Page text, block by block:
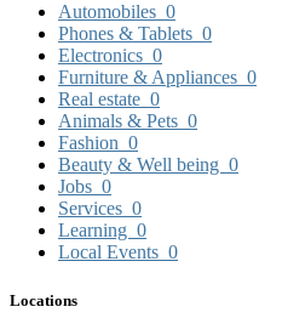
Automobiles 0
Phones & Tablets 0
Electronics 0
Furniture & Appliances 0
Real estate 0
Animals & Pets 0
Fashion 0
Beauty & Well being 0
Jobs 0
Services 0
Learning 0
Local Events 0
Locations